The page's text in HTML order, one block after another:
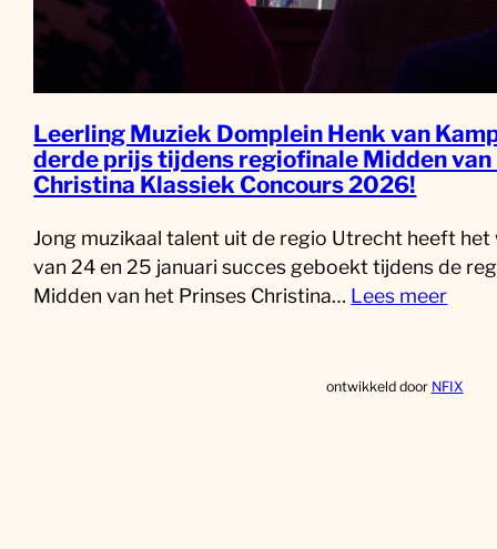
Leerling Muziek Domplein Henk van
derde prijs tijdens regiofinale Midden van
Christina Klassiek Concours 2026!
Jong muzikaal talent uit de regio Utrecht heeft het
van 24 en 25 januari succes geboekt tijdens de
Midden van het Prinses Christina… Lees meer
ontwikkeld door NFIX